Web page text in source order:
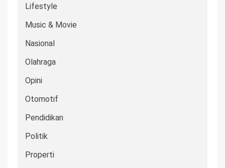
Lifestyle
Music & Movie
Nasional
Olahraga
Opini
Otomotif
Pendidikan
Politik
Properti